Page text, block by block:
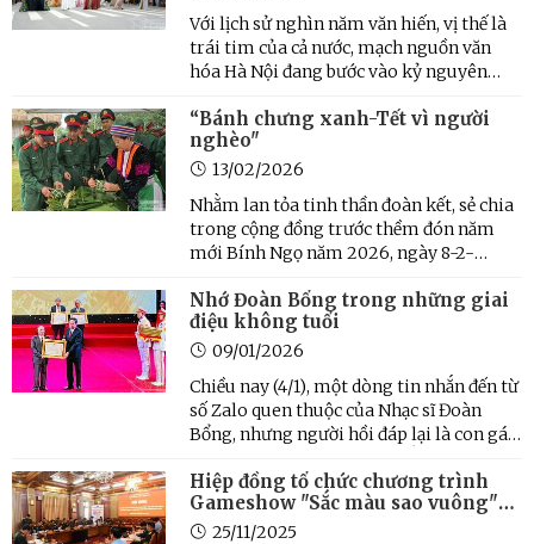
Với lịch sử nghìn năm văn hiến, vị thế là
trái tim của cả nước, mạch nguồn văn
hóa Hà Nội đang bước vào kỷ nguyên
dòng chảy kinh tế mà trở thành một
trong những động lực tăng trưởng mới,
góp phần xây dựng một Thủ ...
“Bánh chưng xanh-Tết vì người
nghèo"
13/02/2026
Nhằm lan tỏa tinh thần đoàn kết, sẻ chia
trong cộng đồng trước thềm đón năm
mới Bính Ngọ năm 2026, ngày 8-2-
các dân tộc Việt Nam (Làng Văn hóa-Du
lịch các dân tộc Việt Nam), Cục Văn hoá
dân tộc Việt Nam đã long ...
Nhớ Đoàn Bổng trong những giai
điệu không tuổi
09/01/2026
Chiều nay (4/1), một dòng tin nhắn đến từ
số Zalo quen thuộc của Nhạc sĩ Đoàn
Bổng, nhưng người hồi đáp lại là con gái
nghe tin ông đã rời cõi tạm vào lúc 5h
sáng (hưởng thọ 83 tuổi), do tuổi cao sức
yếu. Dẫu ...
Hiệp đồng tổ chức chương trình
Gameshow "Sắc màu sao vuông"
202525/11/2025